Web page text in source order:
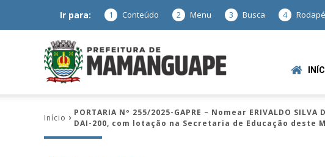
Ir para: 1 Conteúdo 2 Menu 3 Busca 4 Rodapé
de
Início
PORTARIA Nº 255/2025-GAPRE – Nomear ERIVALDO
DAI-200, com lotação na Secretaria de Educação deste